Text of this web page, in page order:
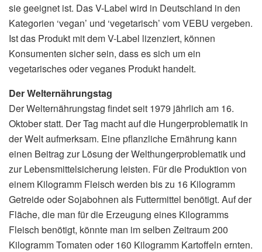
sie geeignet ist. Das V-Label wird in Deutschland in den
Kategorien ‘vegan’ und ‘vegetarisch’ vom VEBU vergeben.
Ist das Produkt mit dem V-Label lizenziert, können
Konsumenten sicher sein, dass es sich um ein
vegetarisches oder veganes Produkt handelt.
Der Welternährungstag
Der Welternährungstag findet seit 1979 jährlich am 16.
Oktober statt. Der Tag macht auf die Hungerproblematik in
der Welt aufmerksam. Eine pflanzliche Ernährung kann
einen Beitrag zur Lösung der Welthungerproblematik und
zur Lebensmittelsicherung leisten. Für die Produktion von
einem Kilogramm Fleisch werden bis zu 16 Kilogramm
Getreide oder Sojabohnen als Futtermittel benötigt. Auf der
Fläche, die man für die Erzeugung eines Kilogramms
Fleisch benötigt, könnte man im selben Zeitraum 200
Kilogramm Tomaten oder 160 Kilogramm Kartoffeln ernten.